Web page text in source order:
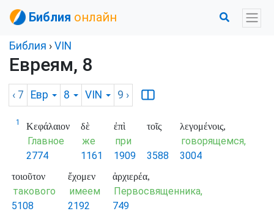
Библия онлайн
Библия › VIN
Евреям, 8
‹ 7 Евр 8 VIN 9 ›
1 Κεφάλαιον
Главное
2774
δὲ
же
1161
ἐπὶ
при
1909
τοῖς
3588
λεγομένοις,
говорящемся,
3004
τοιοῦτον
такового
5108
ἔχομεν
имеем
2192
ἀρχιερέα,
Первосвященника,
749